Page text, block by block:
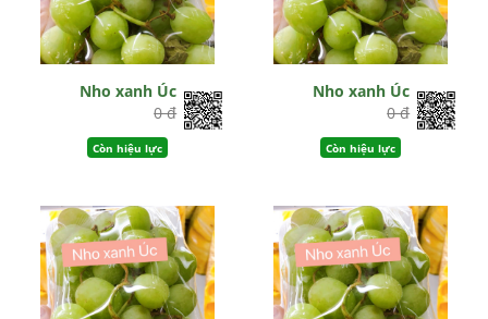
Nho xanh Úc
0 đ
Còn hiệu lực
Nho xanh Úc
0 đ
Còn hiệu lực